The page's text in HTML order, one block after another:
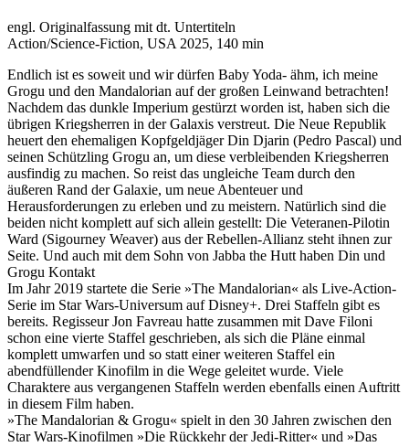
engl. Originalfassung mit dt. Untertiteln
Action/Science-Fiction, USA 2025, 140 min
Endlich ist es soweit und wir dürfen Baby Yoda- ähm, ich meine
Grogu und den Mandalorian auf der großen Leinwand betrachten!
Nachdem das dunkle Imperium gestürzt worden ist, haben sich die
übrigen Kriegsherren in der Galaxis verstreut. Die Neue Republik
heuert den ehemaligen Kopfgeldjäger Din Djarin (Pedro Pascal) und
seinen Schützling Grogu an, um diese verbleibenden Kriegsherren
ausfindig zu machen. So reist das ungleiche Team durch den
äußeren Rand der Galaxie, um neue Abenteuer und
Herausforderungen zu erleben und zu meistern. Natürlich sind die
beiden nicht komplett auf sich allein gestellt: Die Veteranen-Pilotin
Ward (Sigourney Weaver) aus der Rebellen-Allianz steht ihnen zur
Seite. Und auch mit dem Sohn von Jabba the Hutt haben Din und
Grogu Kontakt
Im Jahr 2019 startete die Serie »The Mandalorian« als Live-Action-
Serie im Star Wars-Universum auf Disney+. Drei Staffeln gibt es
bereits. Regisseur Jon Favreau hatte zusammen mit Dave Filoni
schon eine vierte Staffel geschrieben, als sich die Pläne einmal
komplett umwarfen und so statt einer weiteren Staffel ein
abendfüllender Kinofilm in die Wege geleitet wurde. Viele
Charaktere aus vergangenen Staffeln werden ebenfalls einen Auftritt
in diesem Film haben.
»The Mandalorian & Grogu« spielt in den 30 Jahren zwischen den
Star Wars-Kinofilmen »Die Rückkehr der Jedi-Ritter« und »Das